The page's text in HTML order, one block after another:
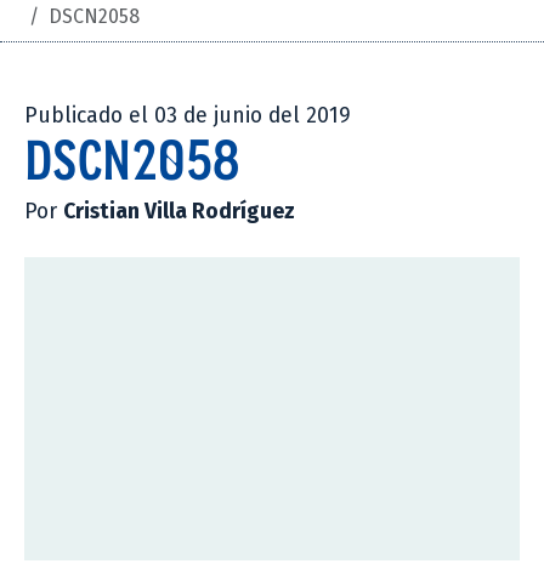
/ DSCN2058
Publicado el 03 de junio del 2019
DSCN2058
Por Cristian Villa Rodríguez